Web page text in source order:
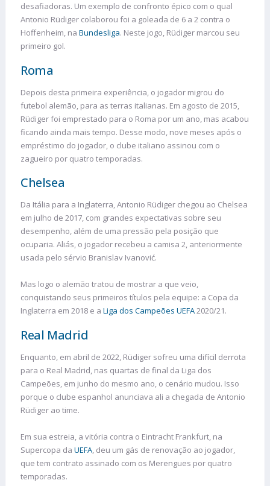
desafiadoras. Um exemplo de confronto épico com o qual
Antonio Rüdiger colaborou foi a goleada de 6 a 2 contra o
Hoffenheim, na Bundesliga. Neste jogo, Rüdiger marcou seu
primeiro gol.
Roma
Depois desta primeira experiência, o jogador migrou do
futebol alemão, para as terras italianas. Em agosto de 2015,
Rüdiger foi emprestado para o Roma por um ano, mas acabou
ficando ainda mais tempo. Desse modo, nove meses após o
empréstimo do jogador, o clube italiano assinou com o
zagueiro por quatro temporadas.
Chelsea
Da Itália para a Inglaterra, Antonio Rüdiger chegou ao Chelsea
em julho de 2017, com grandes expectativas sobre seu
desempenho, além de uma pressão pela posição que
ocuparia. Aliás, o jogador recebeu a camisa 2, anteriormente
usada pelo sérvio Branislav Ivanović.
Mas logo o alemão tratou de mostrar a que veio,
conquistando seus primeiros títulos pela equipe: a Copa da
Inglaterra em 2018 e a Liga dos Campeões UEFA2020/21.
Real Madrid
Enquanto, em abril de 2022, Rüdiger sofreu uma difícil derrota
para o Real Madrid, nas quartas de final da Liga dos
Campeões, em junho do mesmo ano, o cenário mudou. Isso
porque o clube espanhol anunciava ali a chegada de Antonio
Rüdiger ao time.
Em sua estreia, a vitória contra o Eintracht Frankfurt, na
Supercopa da UEFA, deu um gás de renovação ao jogador,
que tem contrato assinado com os Merengues por quatro
temporadas.